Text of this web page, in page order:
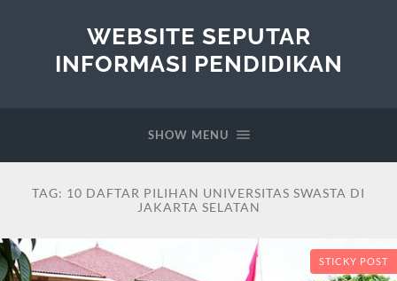
WEBSITE SEPUTAR
INFORMASI PENDIDIKAN
SHOW MENU
TAG: 10 DAFTAR PILIHAN UNIVERSITAS SWASTA DI
JAKARTA SELATAN
STICKY POST